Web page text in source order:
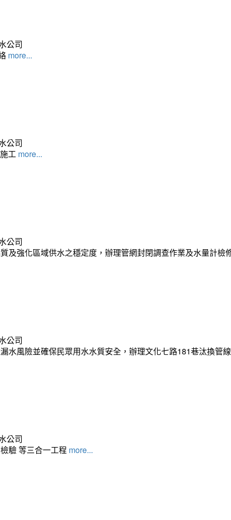
公司
more...
公司
工 more...
公司
及強化區域供水之穩定度，辦理管網封閉調查作業及水量計檢
公司
水風險並確保民眾用水水質安全，辦理文化七路181巷汰換管
公司
驗 等三合一工程 more...